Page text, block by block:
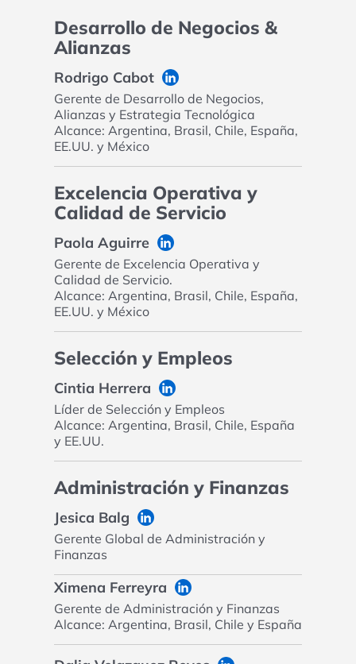
Desarrollo de Negocios &
Alianzas
Rodrigo Cabot
Gerente de Desarrollo de Negocios,
Alianzas y Estrategia Tecnológica
Alcance: Argentina, Brasil, Chile, España,
EE.UU. y México
Excelencia Operativa y
Calidad de Servicio
Paola Aguirre
Gerente de Excelencia Operativa y
Calidad de Servicio.
Alcance: Argentina, Brasil, Chile, España,
EE.UU. y México
Selección y Empleos
Cintia Herrera
Líder de Selección y Empleos
Alcance: Argentina, Brasil, Chile, España
y EE.UU.
Administración y Finanzas
Jesica Balg
Gerente Global de Administración y
Finanzas
Ximena Ferreyra
Gerente de Administración y Finanzas
Alcance: Argentina, Brasil, Chile y España